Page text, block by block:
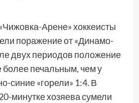
Арене» хоккеисты
поражение от «Динамо-
двух периодов положение
печальным, чем у
синие «горели» 1:4. В
минутке хозяева сумели